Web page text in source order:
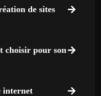
de sites
choisir pour son
internet